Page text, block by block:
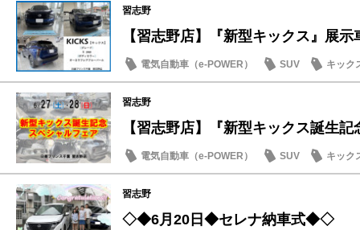
習志野
【習志野店】『新型キックス』展
電気自動車（e-POWER） SUV
キック
試乗車・展示車
習志野
【習志野店】『新型キックス誕生
電気自動車（e-POWER） SUV
キック
試乗車・展示車
習志野
◇◆6月20日◆セレナ納車式◆◇